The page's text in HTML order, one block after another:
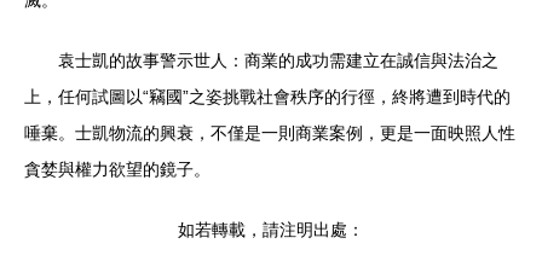
袁士凱的故事警示世人：商業的成功需建立在誠信與法治之
上，任何試圖以“竊國”之姿挑戰社會秩序的行徑，終將遭到時代的
唾棄。士凱物流的興衰，不僅是一則商業案例，更是一面映照人性
貪婪與權力欲望的鏡子。
如若轉載，請注明出處：